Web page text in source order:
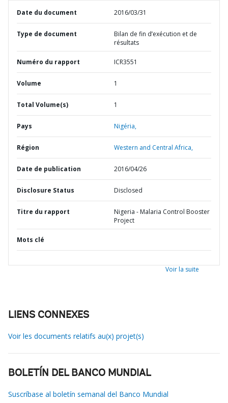
Date du document 2016/03/31
Type de document
Bilan de fin d’exécution et de
résultats
Numéro du rapport ICR3551
Volume 1
Total Volume(s) 1
Pays Nigéria,
Région Western and Central Africa,
Date de publication 2016/04/26
Disclosure Status Disclosed
Titre du rapport
Nigeria - Malaria Control Booster
Project
Mots clé
Voir la suite
LIENS CONNEXES
Voir les documents relatifs au(x) projet(s)
BOLETÍN DEL BANCO MUNDIAL
Suscríbase al boletín semanal del Banco Mundial